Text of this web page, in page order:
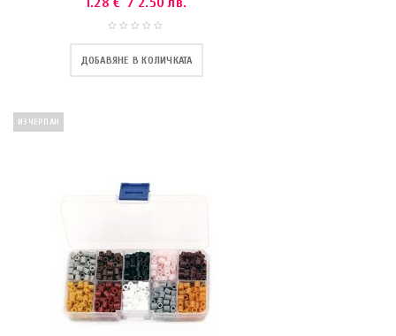
ДОБАВЯНЕ В КОЛИЧКАТА
ИЗЧЕРПАН